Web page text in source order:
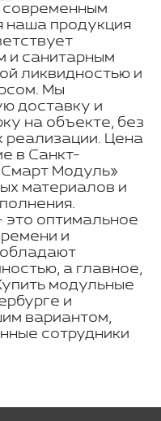
современным
наша продукция
и санитарным
ликвидностью и
Мы
доставку и
на объекте, без
реализации. Цена
в Санкт-
Модуль»
материалов и
оптимальное
и
а главное,
модульные
и
вариантом,
сотрудники